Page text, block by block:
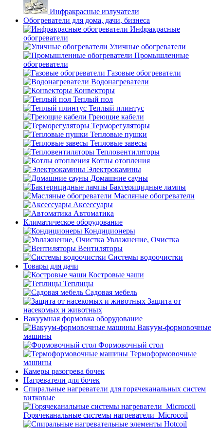
Инфракрасные излучатели
Обогреватели для дома, дачи, бизнеса
Инфракрасные
обогреватели
Уличные обогреватели
Промышленные
обогреватели
Газовые обогреватели
Водонагреватели
Конвекторы
Теплый пол
Теплый плинтус
Греющие кабели
Терморегуляторы
Тепловые пушки
Тепловые завесы
Тепловентиляторы
Котлы отопления
Электрокамины
Домашние сауны
Бактерицидные лампы
Масляные обогреватели
Аксессуары
Автоматика
Климатическое оборудование
Кондиционеры
Увлажнение, Очистка
Вентиляторы
Системы водоочистки
Товары для дачи
Костровые чаши
Теплицы
Садовая мебель
Защита от
насекомых и животных
Вакуумная формовка оборудование
Вакуум-формовочные
машины
Формовочный стол
Термоформовочные
машины
Камеры разогрева бочек
Нагреватели для бочек
Спиральные нагреватели для горячеканальных систем
витковые
Горячеканальные системы нагреватели_Microcoil